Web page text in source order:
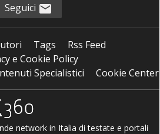
Seguici
Tags
Rss Feed
e Cookie Policy
Specialistici
Cookie Center
network in Italia di testate e portali